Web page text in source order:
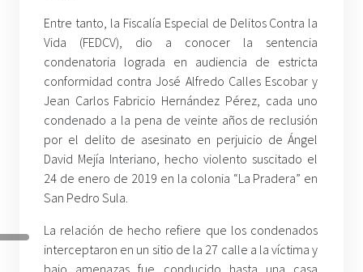
Entre tanto, la Fiscalía Especial de Delitos Contra la
Vida (FEDCV), dio a conocer la sentencia
condenatoria lograda en audiencia de estricta
conformidad contra José Alfredo Calles Escobar y
Jean Carlos Fabricio Hernández Pérez, cada uno
condenado a la pena de veinte años de reclusión
por el delito de asesinato en perjuicio de Ángel
David Mejía Interiano, hecho violento suscitado el
24 de enero de 2019 en la colonia “La Pradera” en
San Pedro Sula.
La relación de hecho refiere que los condenados
interceptaron en un sitio de la 27 calle a la víctima y